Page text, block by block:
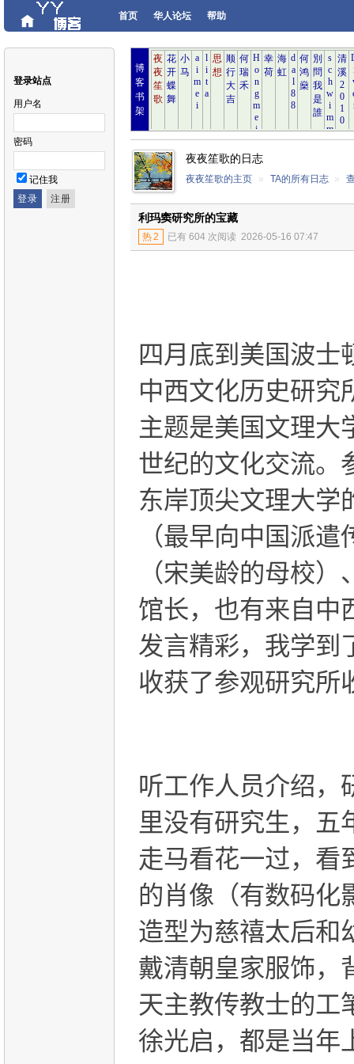
首页 华人论坛 帮助
登录站点
用户名
密码
记住我
博
客
书
架
夜夜笙歌的日志
夜夜笙歌的主页 » TA的所有日志 »
利玛窦研究所的宝藏
热2 已有 604 次阅读 2026-05-16 07:47
四月底到美国波士
中西文化历史研究
主题是美国文理大
世纪的文化交流。
东岸顶尖文理大学
（最早向中国派
（宋美龄的母校
馆长，也有来自中
发言精彩，我学到
收获了参观研究所
听工作人员介绍，
里没有研究生，五
走马看花一过，看
的肖像（有数码化
造型为慈禧太后和
戴清朝皇家服饰，
天主教传教士的工
徐光启，都是当年